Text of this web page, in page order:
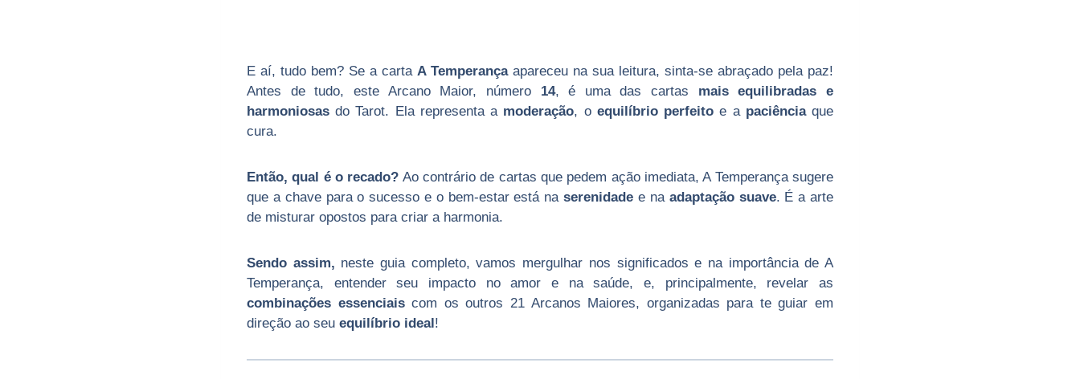
E aí, tudo bem? Se a carta A Temperançaapareceu na sua leitura, sinta-se abraçado pela paz!
Antes de tudo, este Arcano Maior, número 14, é uma das cartas mais equilibradas e
harmoniosas do Tarot. Ela representa a moderação, o equilíbrio perfeito e a paciênciaque
cura.
Então, qual é o recado? Ao contrário de cartas que pedem ação imediata, A Temperança sugere
que a chave para o sucesso e o bem-estar está naserenidade e na adaptação suave. É a arte
de misturar opostos para criar a harmonia.
Sendo assim, neste guia completo, vamos mergulhar nos significados e na importância de A
Temperança, entender seu impacto no amor e na saúde, e, principalmente, revelar as
combinações essenciaiscom os outros 21 Arcanos Maiores, organizadas para te guiar em
direção ao seu equilíbrio ideal!